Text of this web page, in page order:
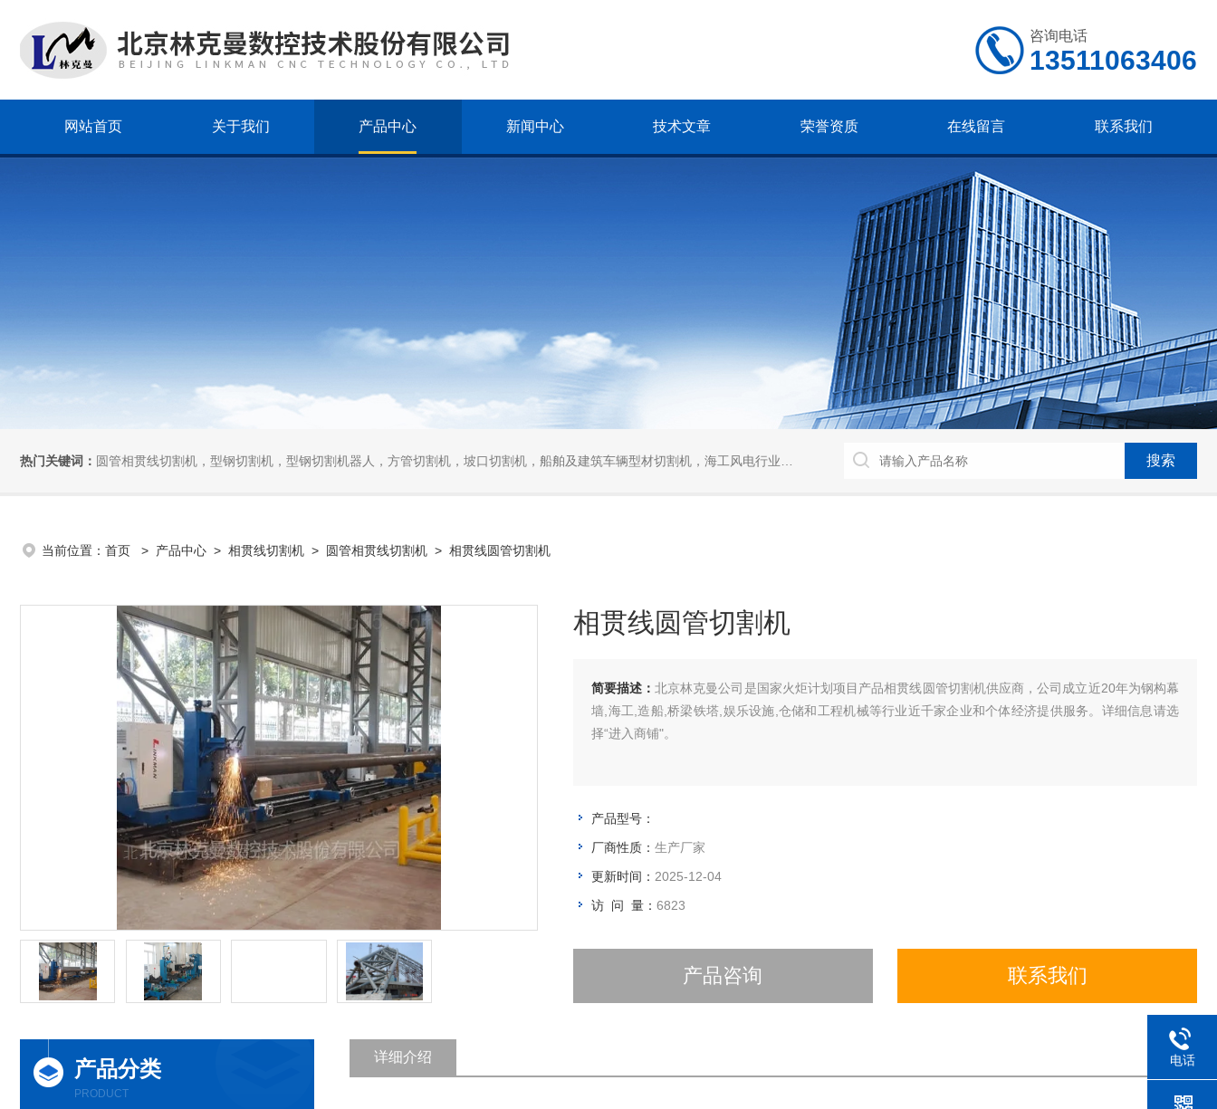
咨询电话
13511063406
网站首页 关于我们 产品中心 新闻中心 技术文章 荣誉资质 在线留言 联系我们
热门关键词： 圆管相贯线切割机，型钢切割机，型钢切割机器人，方管切割机，坡口切割机，船舶及建筑车辆型材切割机，海工风电行业相贯线切割机，离线编程软件
当前位置： 首页 > 产品中心 > 相贯线切割机 > 圆管相贯线切割机 > 相贯线圆管切割机
相贯线圆管切割机
简要描述： 北京林克曼公司是国家火炬计划项目产品相贯线圆管切割机供应商，公司成立近20年为钢构幕
墙,海工,造船,桥梁铁塔,娱乐设施,仓储和工程机械等行业近千家企业和个体经济提供服务。详细信息请选
择“进入商铺"。
产品型号：
厂商性质： 生产厂家
更新时间： 2025-12-04
访 问 量： 6823
产品咨询 联系我们
产品分类
PRODUCT
详细介绍 电话